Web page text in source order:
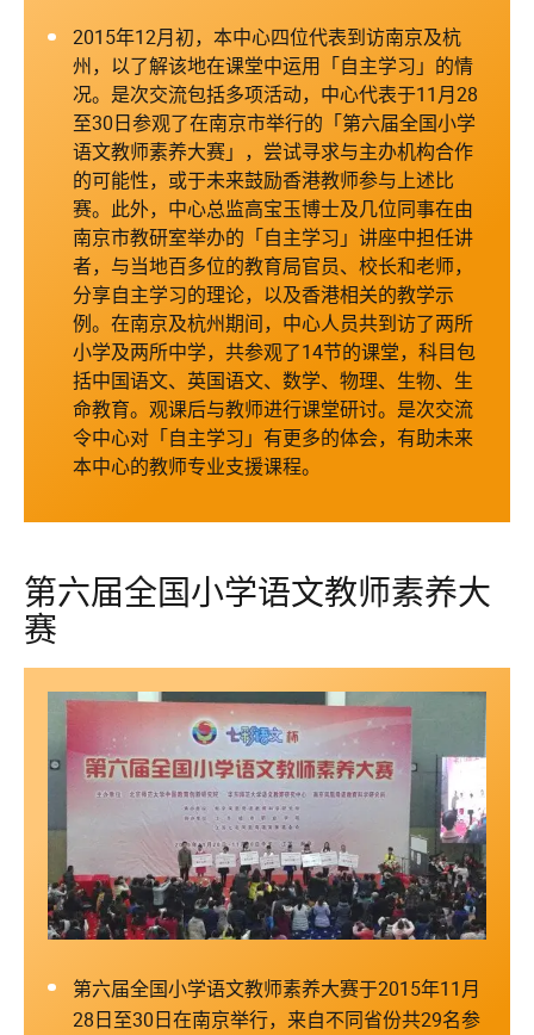
2015年12月初，本中心四位代表到访南京及杭
州，以了解该地在课堂中运用「自主学习」的情
况。是次交流包括多项活动，中心代表于11月28
至30日参观了在南京市举行的「第六届全国小学
语文教师素养大赛」，尝试寻求与主办机构合作
的可能性，或于未来鼓励香港教师参与上述比
赛。此外，中心总监高宝玉博士及几位同事在由
南京市教研室举办的「自主学习」讲座中担任讲
者，与当地百多位的教育局官员、校长和老师，
分享自主学习的理论，以及香港相关的教学示
例。在南京及杭州期间，中心人员共到访了两所
小学及两所中学，共参观了14节的课堂，科目包
括中国语文、英国语文、数学、物理、生物、生
命教育。观课后与教师进行课堂研讨。是次交流
令中心对「自主学习」有更多的体会，有助未来
本中心的教师专业支援课程。
第六届全国小学语文教师素养大
赛
第六届全国小学语文教师素养大赛于2015年11月
28日至30日在南京举行，来自不同省份共29名参